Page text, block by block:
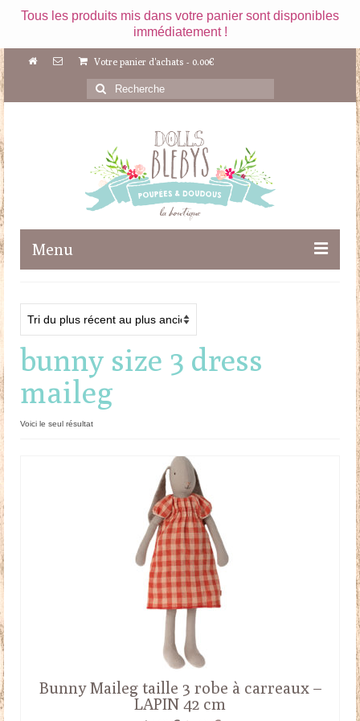
Tous les produits mis dans votre panier sont disponibles
immédiatement !
Votre panier d'achats - 0.00€
Rechercher
:
Menu
Maileg
Poupées
Doudous
Mobilier & Accessoires
bunny size 3 dress
maileg
Voici le seul résultat
Bunny Maileg taille 3 robe à carreaux –
LAPIN 42 cm